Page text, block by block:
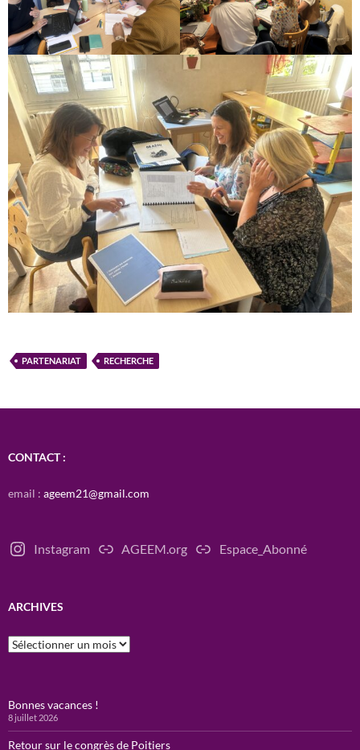
PARTENARIAT RECHERCHE
CONTACT :
email : ageem21@gmail.com
Instagram AGEEM.org Espace_Abonné
ARCHIVES
Archives
Bonnes vacances !
8 juillet 2026
Retour sur le congrès de Poitiers